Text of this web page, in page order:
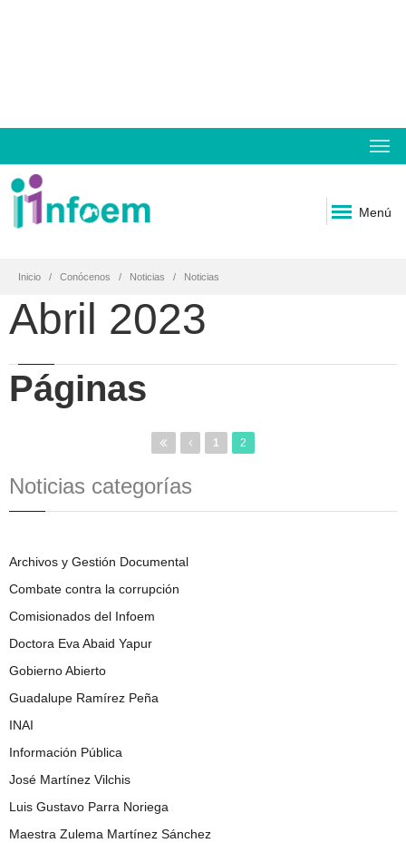
Menú
Inicio Conócenos Noticias Noticias
Abril 2023
Páginas
1 2
Noticias categorías
Archivos y Gestión Documental
Combate contra la corrupción
Comisionados del Infoem
Doctora Eva Abaid Yapur
Gobierno Abierto
Guadalupe Ramírez Peña
INAI
Información Pública
José Martínez Vilchis
Luis Gustavo Parra Noriega
Maestra Zulema Martínez Sánchez